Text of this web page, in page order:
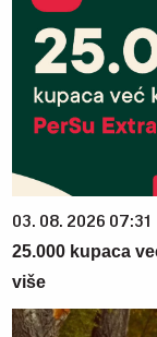
03. 08. 2026 07:31
25.000 kupaca
više